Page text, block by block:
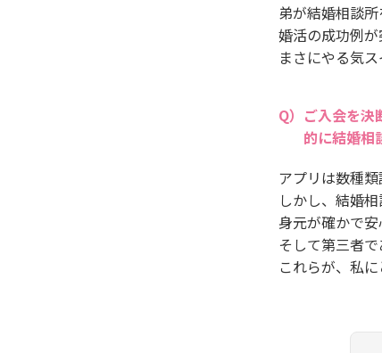
弟が結婚相談所
婚活の成功例
まさにやる気
ご入会を決
的に結婚相
アプリは数種
しかし、結婚
身元が確かで
そして第三者
これらが、私